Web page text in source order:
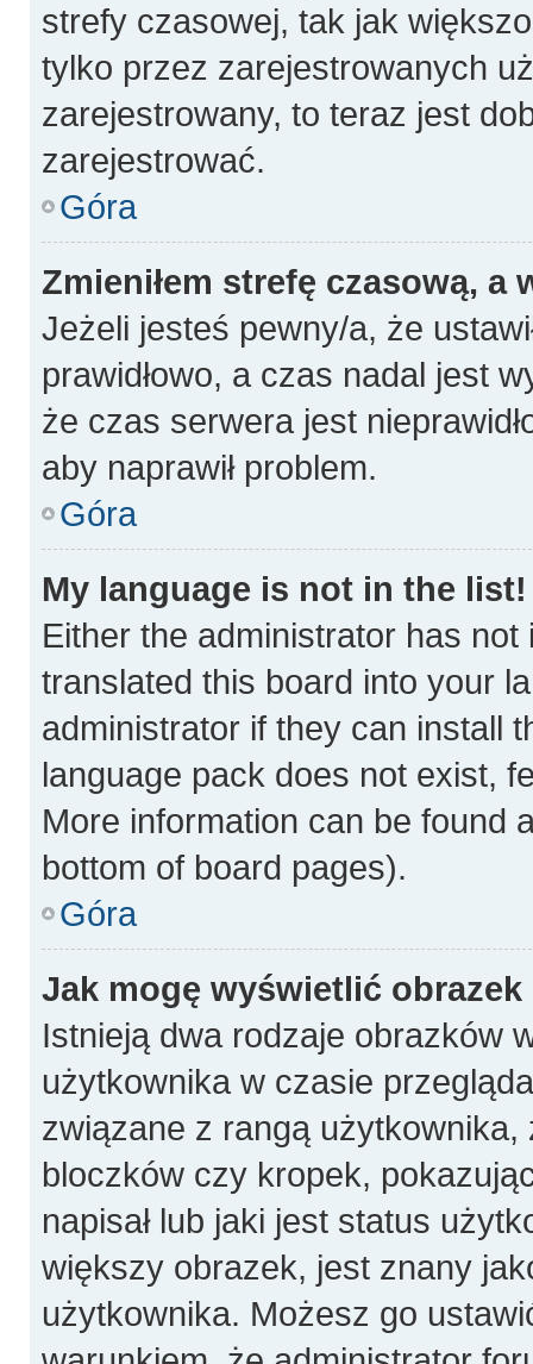
strefy czasowej, tak jak
tylko przez zarejestrowanych
zarejestrowany, to teraz jest
zarejestrować.
Góra
Zmieniłem strefę czasową, a
Jeżeli jesteś pewny/a, że
prawidłowo, a czas nadal jest
że czas serwera jest
aby naprawił problem.
Góra
My language is not in the list!
Either the administrator has
translated this board into your
administrator if they can install
language pack does not exist,
More information can be found
bottom of board pages).
Góra
Jak mogę wyświetlić
Istnieją dwa rodzaje obrazków
użytkownika w czasie
związane z rangą
bloczków czy kropek,
napisał lub jaki jest status
większy obrazek, jest znany
użytkownika. Możesz go